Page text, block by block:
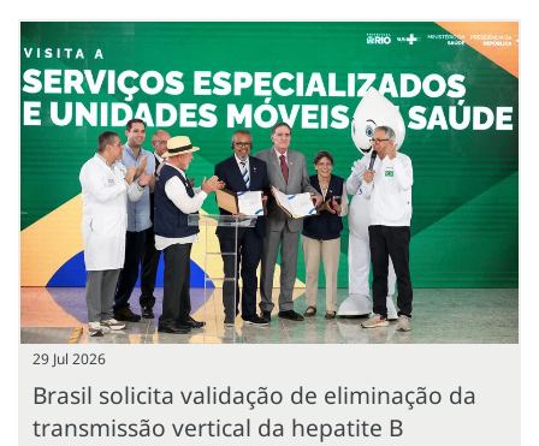
29 Jul 2026
Brasil solicita validação de eliminação da
transmissão vertical da hepatite B